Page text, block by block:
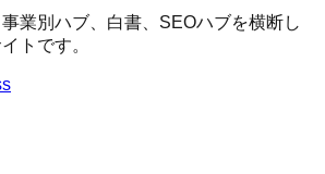
業別ハブ、白書、SEOハブを横断し
トです。